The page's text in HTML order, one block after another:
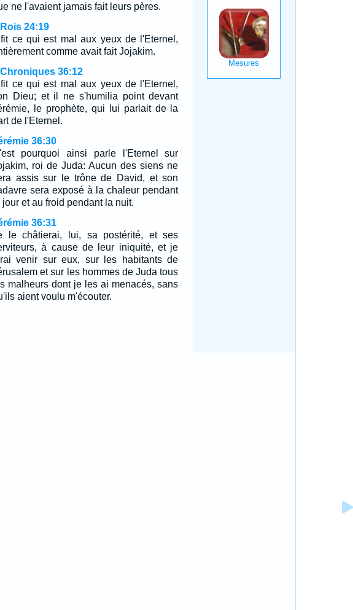
ne l'avaient jamais fait leurs pères.
24:19
fit ce qui est mal aux yeux de l'Eternel,
comme avait fait Jojakim.
36:12
fit ce qui est mal aux yeux de l'Eternel,
Dieu; et il ne s'humilia point devant
le prophète, qui lui parlait de la
de l'Eternel.
36:30
pourquoi ainsi parle l'Eternel sur
roi de Juda: Aucun des siens ne
assis sur le trône de David, et son
sera exposé à la chaleur pendant
jour et au froid pendant la nuit.
36:31
le châtierai, lui, sa postérité, et ses
à cause de leur iniquité, et je
venir sur eux, sur les habitants de
et sur les hommes de Juda tous
malheurs dont je les ai menacés, sans
aient voulu m'écouter.